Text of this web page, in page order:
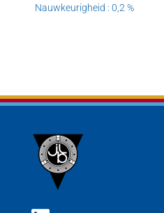
Nauwkeurigheid : 0,2 %